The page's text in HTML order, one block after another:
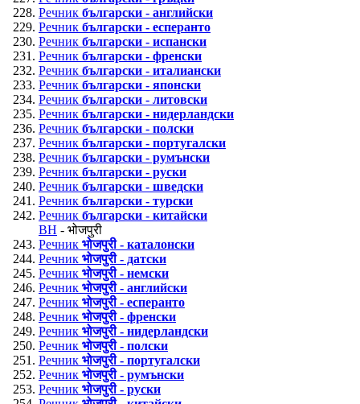
Речник български - английски
Речник български - есперанто
Речник български - испански
Речник български - френски
Речник български - италиански
Речник български - японски
Речник български - литовски
Речник български - нидерландски
Речник български - полски
Речник български - португалски
Речник български - румънски
Речник български - руски
Речник български - шведски
Речник български - турски
Речник български - китайски
BH - भोजपुरी
Речник भोजपुरी - каталонски
Речник भोजपुरी - датски
Речник भोजपुरी - немски
Речник भोजपुरी - английски
Речник भोजपुरी - есперанто
Речник भोजपुरी - френски
Речник भोजपुरी - нидерландски
Речник भोजपुरी - полски
Речник भोजपुरी - португалски
Речник भोजपुरी - румънски
Речник भोजपुरी - руски